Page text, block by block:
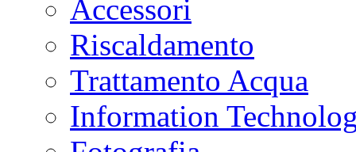
Accessori
Riscaldamento
Trattamento Acqua
Information